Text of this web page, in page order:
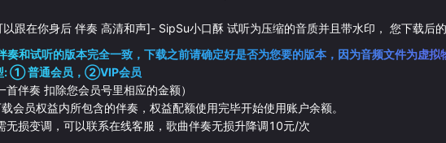
以跟在你身后 伴奏 高清和声]- SipSu小口酥 试听为压缩的音质并且带水印， 您下载后
奏和试听的版本完全一致，下载之前请确定好是否为您要的版本，因为音频文件为虚拟
: ① 普通会员，②VIP会员
伴奏 扣除您会员号里相应的金额）
会员权益内所包含的伴奏，权益配额使用完毕开始使用账户余额。
无损变调，可以联系在线客服，歌曲伴奏无损升降调10元/次